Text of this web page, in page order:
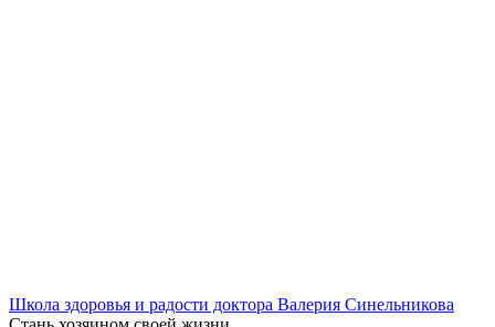
Школа здоровья и радости доктора Валерия Синельникова